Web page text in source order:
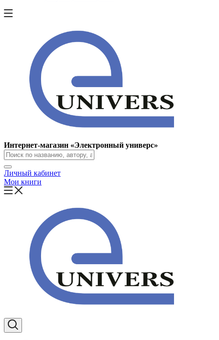
Интернет-магазин «Электронный универс»
Личный кабинет
Мои книги